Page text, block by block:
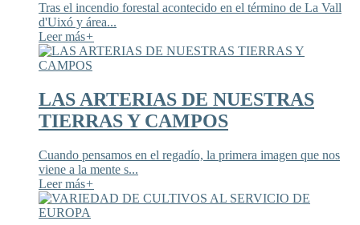
Tras el incendio forestal acontecido en el término de La Vall
d'Uixó y área...
Leer más+
LAS ARTERIAS DE NUESTRAS
TIERRAS Y CAMPOS
Cuando pensamos en el regadío, la primera imagen que nos
viene a la mente s...
Leer más+